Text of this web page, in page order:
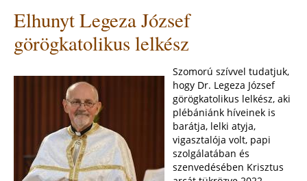
are
here
to
top
Elhunyt Legeza József
görögkatolikus lelkész
Szomorú szívvel tudatjuk,
hogy Dr. Legeza József
görögkatolikus lelkész, aki
plébániánk híveinek is
barátja, lelki atyja,
vigasztalója volt, papi
szolgálatában és
szenvedésében Krisztus